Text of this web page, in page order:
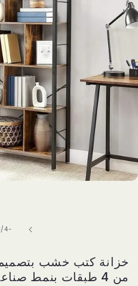
-4
/
خزانة كتب خشب
من 4 طبقات بنمط صناعي سهل بني